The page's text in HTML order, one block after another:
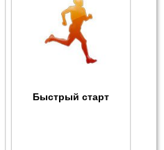
Быстрый старт